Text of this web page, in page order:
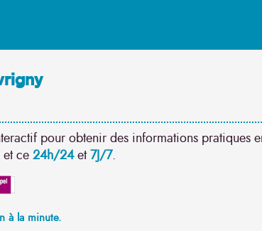
pour obtenir des informations pratiques
ce 24h/24et7J/7.
à la minute.